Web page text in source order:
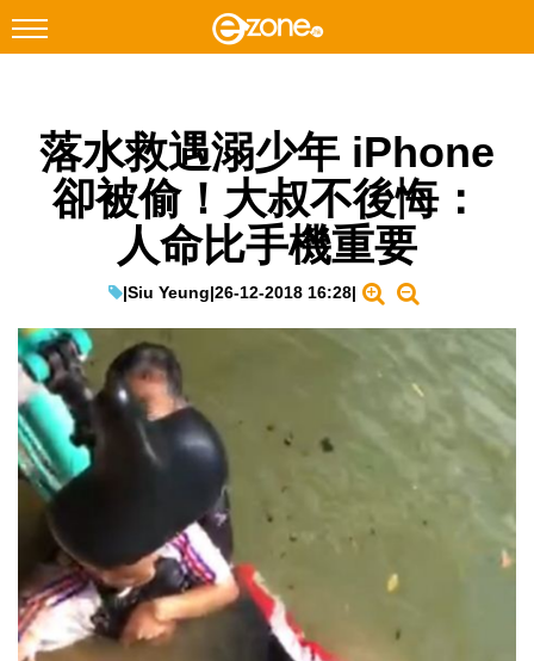
Facebook Instagram
科技焦點
教學評測
EduTech
IT Times
生成式AI與雲端應用
Enterprise Digital Transformation
特集
落水救遇溺少年 iPhone
卻被偷！大叔不後悔：
人命比手機重要
|Siu Yeung|26-12-2018 16:28|